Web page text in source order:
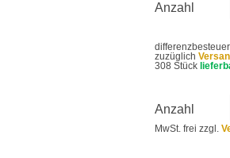
Anzahl
zuzüglich
308 Stück
Anzahl
MwSt. frei zzgl.